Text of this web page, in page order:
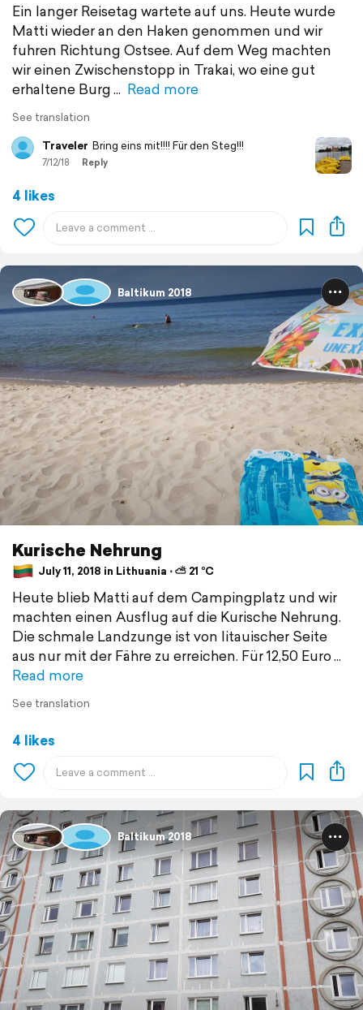
Ein langer Reisetag wartete auf uns. Heute wurde
Matti wieder an den Haken genommen und wir
fuhren Richtung Ostsee. Auf dem Weg machten
wir einen Zwischenstopp in Trakai, wo eine gut
erhaltene Burg
Read more
See translation
Traveler Bring eins mit!!!! Für den Steg!!!
7/12/18 Reply
4 likes
Baltikum 2018
Kurische Nehrung
July 11, 2018 in Lithuania ⋅ ⛅ 21 °C
Heute blieb Matti auf dem Campingplatz und wir
machten einen Ausflug auf die Kurische Nehrung.
Die schmale Landzunge ist von litauischer Seite
aus nur mit der Fähre zu erreichen. Für 12,50 Euro
Read more
See translation
4 likes
Baltikum 2018